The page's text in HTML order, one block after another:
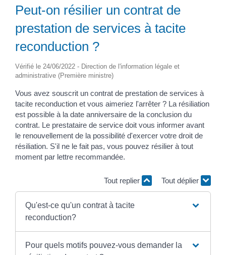
Peut-on résilier un contrat de
prestation de services à tacite
reconduction ?
Vérifié le 24/06/2022 - Direction de l'information légale et
administrative (Première ministre)
Vous avez souscrit un contrat de prestation de services à
tacite reconduction et vous aimeriez l'arrêter ? La résiliation
est possible à la date anniversaire de la conclusion du
contrat. Le prestataire de service doit vous informer avant
le renouvellement de la possibilité d'exercer votre droit de
résiliation. S'il ne le fait pas, vous pouvez résilier à tout
moment par lettre recommandée.
Tout replier Tout déplier
Qu'est-ce qu'un contrat à tacite
reconduction?
Pour quels motifs pouvez-vous demander la